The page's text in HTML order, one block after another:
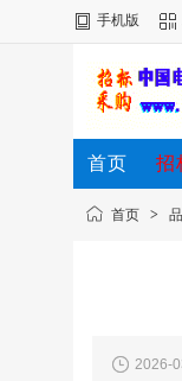
手机版
首页 招
首页 >
2026-